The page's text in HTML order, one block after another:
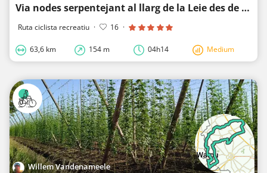
Via nodes serpentejant al llarg de la Leie des de Deinze fins a Gant - estesa
Ruta ciclista recreatiu · 16 ·
63,6 km 154 m 04h14 Medium
Willem Vandenameele